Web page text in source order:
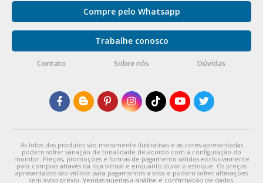
Compre pelo Whatsapp
Trabalhe conosco
Contato Sobre nós Dúvidas
As fotos dos produtos são meramente ilustrativas e as cores apresentadas
podem sofrer variação de tonalidade de acordo com a configuração do
monitor. Preços, promoções e formas de pagamento válidos exclusivamente
para compras através da loja virtual e enquanto durar o estoque. Os preços
apresentados são válidos para pagamentos a vista e podem sofrer alterações
sem aviso prévio. Vendas sujeitas a análise e confirmação de dados.